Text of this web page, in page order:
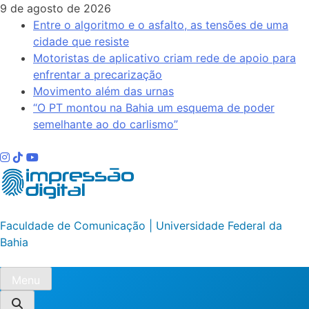
Skip
content
9 de agosto de 2026
Entre o algoritmo e o asfalto, as tensões de uma
cidade que resiste
Motoristas de aplicativo criam rede de apoio para
enfrentar a precarização
Movimento além das urnas
“O PT montou na Bahia um esquema de poder
semelhante ao do carlismo”
Impressão Digital
Faculdade de Comunicação | Universidade Federal da
Bahia
Menu